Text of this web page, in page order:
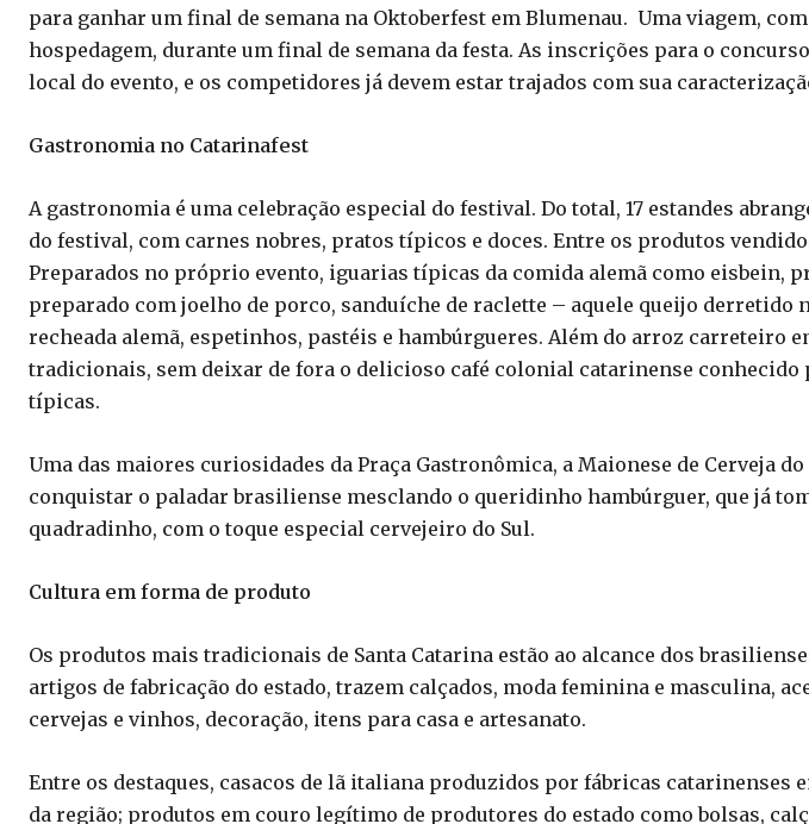
para ganhar um final de semana na Oktoberfest em Blumenau. Uma viagem,
hospedagem, durante um final de semana da festa. As inscrições para o
local do evento, e os competidores já devem estar trajados com sua
Gastronomia no Catarinafest
A gastronomia é uma celebração especial do festival. Do total, 17 estandes
do festival, com carnes nobres, pratos típicos e doces. Entre os produtos
Preparados no próprio evento, iguarias típicas da comida alemã como eisbein,
preparado com joelho de porco, sanduíche de raclette – aquele queijo derretido
recheada alemã, espetinhos, pastéis e hambúrgueres. Além do arroz carreteiro
tradicionais, sem deixar de fora o delicioso café colonial catarinense conhecido
típicas.
Uma das maiores curiosidades da Praça Gastronômica, a Maionese de Cerveja
conquistar o paladar brasiliense mesclando o queridinho hambúrguer, que já
quadradinho, com o toque especial cervejeiro do Sul.
Cultura em forma de produto
Os produtos mais tradicionais de Santa Catarina estão ao alcance dos
artigos de fabricação do estado, trazem calçados, moda feminina e masculina,
cervejas e vinhos, decoração, itens para casa e artesanato.
Entre os destaques, casacos de lã italiana produzidos por fábricas catarinenses
da região; produtos em couro legítimo de produtores do estado como bolsas,